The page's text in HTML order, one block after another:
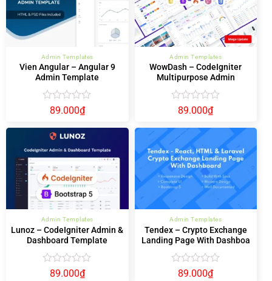
Admin Templates
Vien Angular – Angular 9
Admin Template
Được
hạng
5
sao
89.000₫
Admin Templates
WowDash – CodeIgniter
Multipurpose Admin
Dashboard
Được
hạng
5
sao
89.000₫
Admin Templates
Lunoz – CodeIgniter Admin &
Dashboard Template
Được
89.000₫
Admin Templates
Tendex – Crypto Exchange
Landing Page With Dashboa
Được
89.000₫